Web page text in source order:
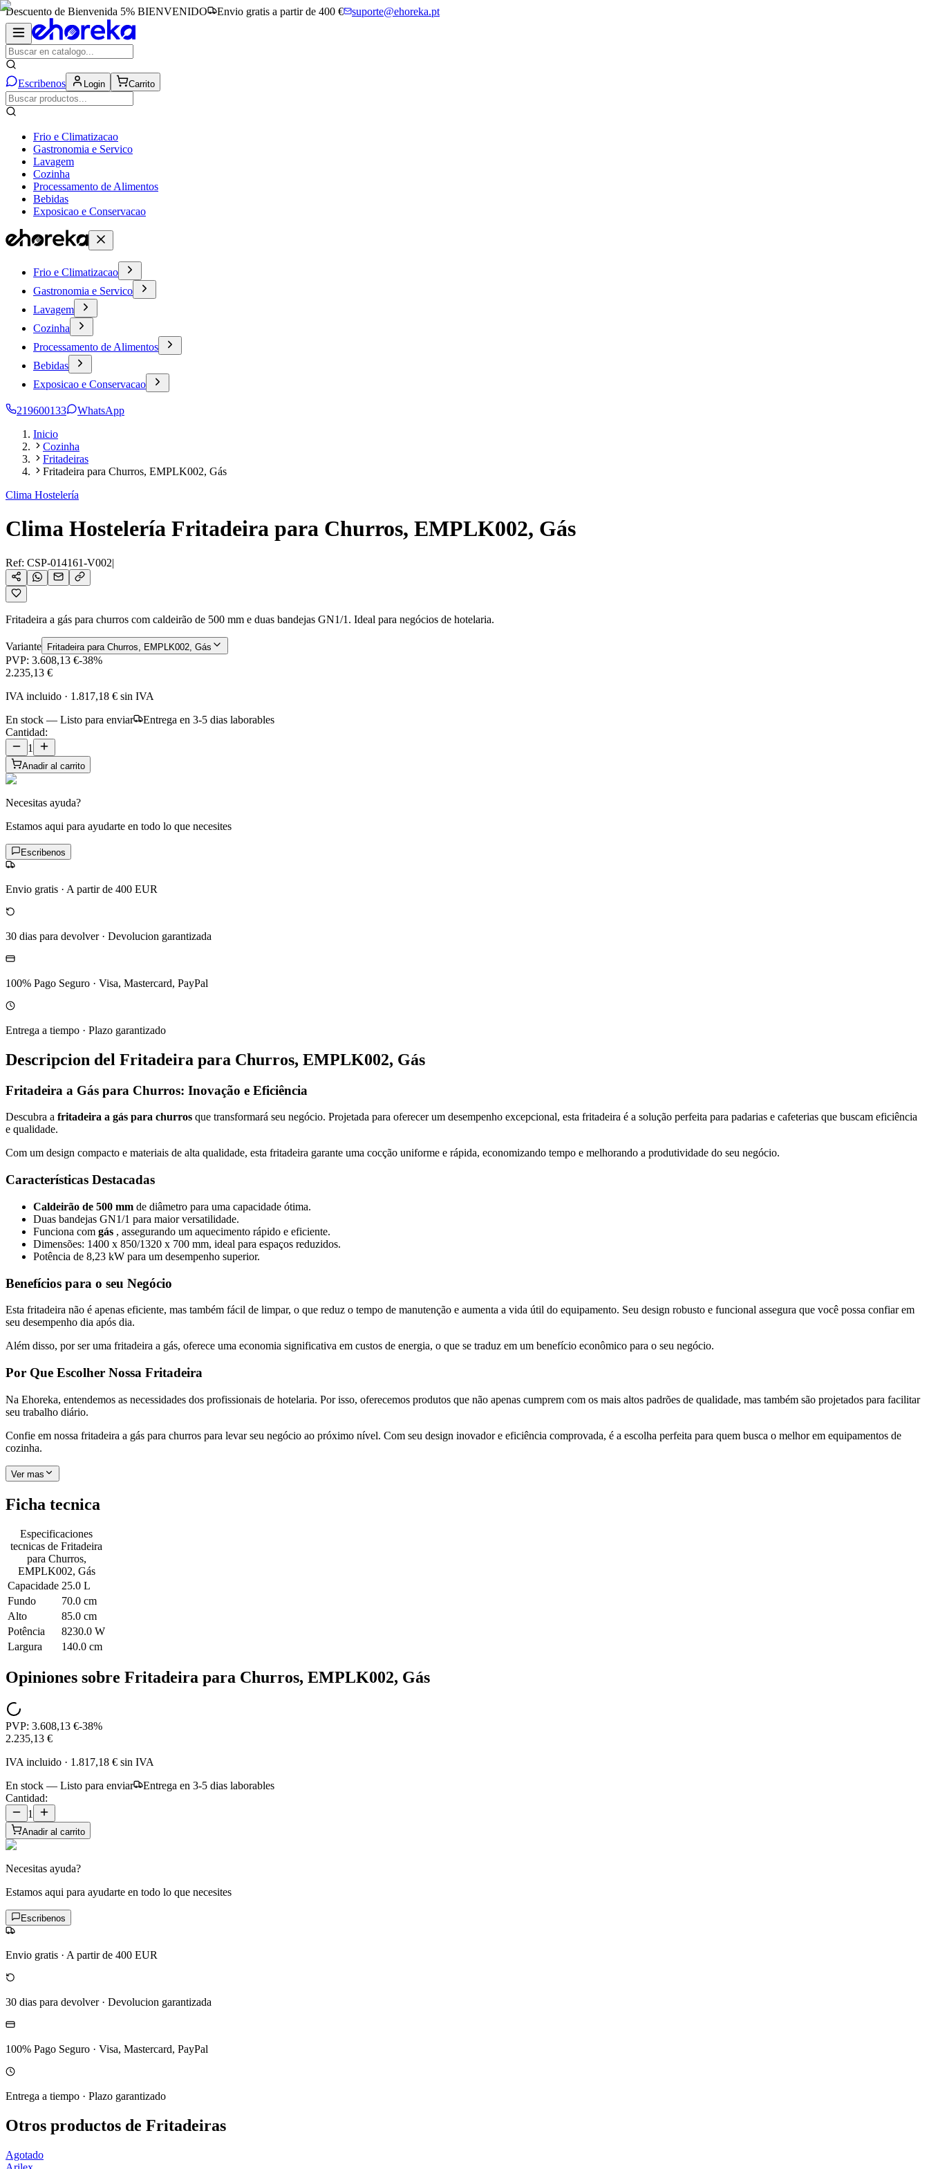
Descuento de Bienvenida 5% BIENVENIDO Envio gratis a partir de 400 € suporte@ehoreka.pt
Escribenos Login Carrito
Frio e Climatizacao
Gastronomia e Servico
Lavagem
Cozinha
Processamento de Alimentos
Bebidas
Exposicao e Conservacao
Frio e Climatizacao
Gastronomia e Servico
Lavagem
Cozinha
Processamento de Alimentos
Bebidas
Exposicao e Conservacao
219600133
WhatsApp
Inicio
Cozinha
Fritadeiras
Fritadeira para Churros, EMPLK002, Gás
Clima Hostelería
Clima Hostelería Fritadeira para Churros, EMPLK002, Gás
Ref: CSP-014161-V002|
Fritadeira a gás para churros com caldeirão de 500 mm e duas bandejas GN1/1. Ideal para negócios de hotelaria.
Variante Fritadeira para Churros, EMPLK002, Gás
PVP: 3.608,13 €-38%
2.235,13 €
IVA incluido · 1.817,18 € sin IVA
En stock — Listo para enviar
Entrega en 3-5 dias laborables
Cantidad:
1
Anadir al carrito
Necesitas ayuda?
Estamos aqui para ayudarte en todo lo que necesites
Escribenos
Envio gratis · A partir de 400 EUR
30 dias para devolver· Devolucion garantizada
100% Pago Seguro · Visa, Mastercard, PayPal
Entrega a tiempo · Plazo garantizado
Descripcion del Fritadeira para Churros, EMPLK002, Gás
Fritadeira a Gás para Churros: Inovação e Eficiência
Descubra a fritadeira a gás para churros que transformará seu negócio. Projetada para oferecer um desempenho excepcional, esta fritadeira é a solução perfeita para padarias e cafeterias que buscam eficiência
e qualidade.
Com um design compacto e materiais de alta qualidade, esta fritadeira garante uma cocção uniforme e rápida, economizando tempo e melhorando a produtividade do seu negócio.
Características Destacadas
Caldeirão de 500 mm de diâmetro para uma capacidade ótima.
Duas bandejas GN1/1 para maior versatilidade.
Funciona com gás , assegurando um aquecimento rápido e eficiente.
Dimensões: 1400 x 850/1320 x 700 mm, ideal para espaços reduzidos.
Potência de 8,23 kW para um desempenho superior.
Benefícios para o seu Negócio
Esta fritadeira não é apenas eficiente, mas também fácil de limpar, o que reduz o tempo de manutenção e aumenta a vida útil do equipamento. Seu design robusto e funcional assegura que você possa confiar em
seu desempenho dia após dia.
Além disso, por ser uma fritadeira a gás, oferece uma economia significativa em custos de energia, o que se traduz em um benefício econômico para o seu negócio.
Por Que Escolher Nossa Fritadeira
Na Ehoreka, entendemos as necessidades dos profissionais de hotelaria. Por isso, oferecemos produtos que não apenas cumprem com os mais altos padrões de qualidade, mas também são projetados para facilitar
seu trabalho diário.
Confie em nossa fritadeira a gás para churros para levar seu negócio ao próximo nível. Com seu design inovador e eficiência comprovada, é a escolha perfeita para quem busca o melhor em equipamentos de
cozinha.
Ver mas
Ficha tecnica
Especificaciones
tecnicas de Fritadeira
para Churros,
EMPLK002, Gás
Capacidade 25.0 L
Fundo
70.0 cm
Alto
85.0 cm
Potência
8230.0 W
Largura
140.0 cm
Opiniones sobre Fritadeira para Churros, EMPLK002, Gás
PVP: 3.608,13 €-38%
2.235,13 €
IVA incluido · 1.817,18 € sin IVA
En stock — Listo para enviar
Entrega en 3-5 dias laborables
Cantidad:
1
Anadir al carrito
Necesitas ayuda?
Estamos aqui para ayudarte en todo lo que necesites
Escribenos
Envio gratis · A partir de 400 EUR
30 dias para devolver· Devolucion garantizada
100% Pago Seguro · Visa, Mastercard, PayPal
Entrega a tiempo · Plazo garantizado
Otros productos de Fritadeiras
Agotado